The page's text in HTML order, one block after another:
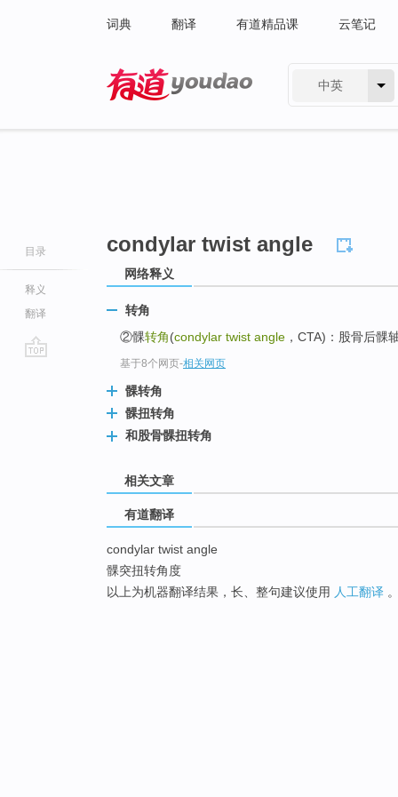
词典 翻译 有道精品课 云笔记
中英
目录
释义
翻译
condylar twist angle
网络释义
转角
②髁转角(condylar twist angle ，CTA)：股骨后髁
基于8个网页-相关网页
髁转角
髁扭转角
和股骨髁扭转角
相关文章
有道翻译
condylar twist angle
髁突扭转角度
以上为机器翻译结果，长、整句建议使用 人工翻译